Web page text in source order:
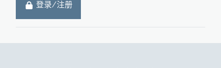
登录/注册